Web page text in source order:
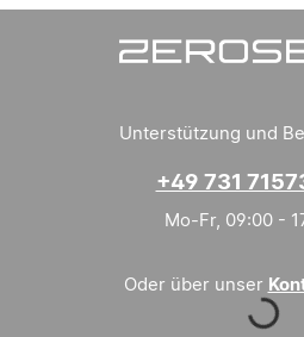
Loading...
Unterstützung und
+49 731
Mo-Fr, 09:00 -
Oder über unser